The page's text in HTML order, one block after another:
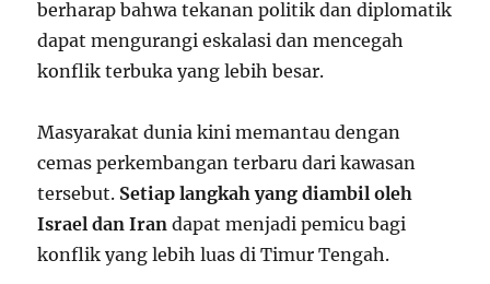
berharap bahwa tekanan politik dan diplomatik
dapat mengurangi eskalasi dan mencegah
konflik terbuka yang lebih besar.
Masyarakat dunia kini memantau dengan
cemas perkembangan terbaru dari kawasan
tersebut. Setiap langkah yang diambil oleh
Israel dan Iran dapat menjadi pemicu bagi
konflik yang lebih luas di Timur Tengah.